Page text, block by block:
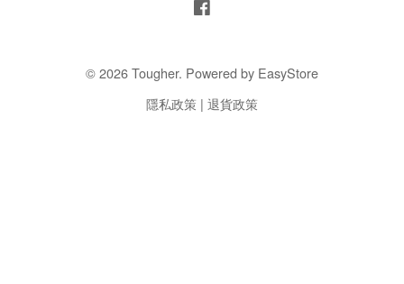
© 2026 Tougher. Powered by EasyStore
隱私政策 | 退貨政策